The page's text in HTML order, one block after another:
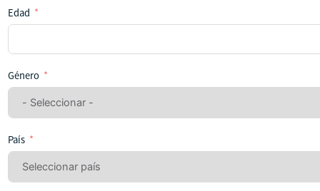
Edad
Género
País